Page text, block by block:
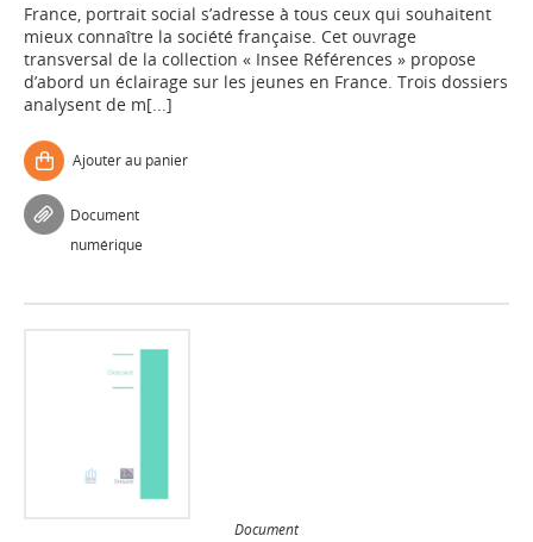
France, portrait social s’adresse à tous ceux qui souhaitent
mieux connaître la société française. Cet ouvrage
transversal de la collection « Insee Références » propose
d’abord un éclairage sur les jeunes en France. Trois dossiers
analysent de m[...]
Ajouter au panier
Document
numérique
Document